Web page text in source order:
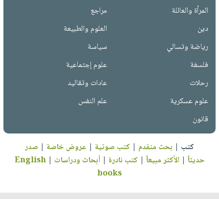
المرأة والعائلة
مراجع
دين
العلوم والطبيعة
رياضة وتسالي
سياسة
فلسفة
علوم إجتماعية
رحلات
عادات وتقاليد
علوم عسكرية
علم النفس
قانون
كتب | بحث متقدم | كتب صوتية | عروض خاصة | صدر
حديثاً |الأكثر مبيعاً | كتب نادرة |أبحاث ودراسات |
English
books